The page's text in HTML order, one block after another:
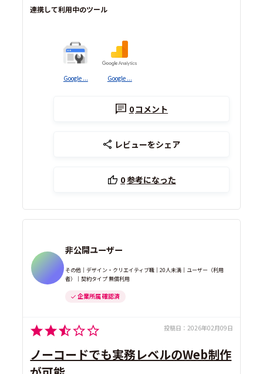
連携して利用中のツール
Google ... Google ...
0コメント
レビューをシェア
0参考になった
非公開ユーザー
その他｜デザイン・クリエイティブ職｜20人未満｜ユーザー（利用
者）｜契約タイプ 無償利用
企業所属 確認済
投稿日： 2026年02月09日
ノーコードでも実務レベルのWeb制作